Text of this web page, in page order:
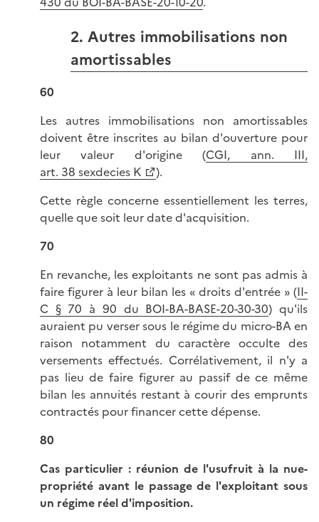
2. Autres immobilisations non
amortissables
60
Les autres immobilisations non amortissables
doivent être inscrites au bilan d'ouverture pour
leur valeur d'origine (CGI, ann. III,
art. 38 sexdecies K
).
Cette règle concerne essentiellement les terres,
quelle que soit leur date d'acquisition.
70
En revanche, les exploitants ne sont pas admis à
faire figurer à leur bilan les « droits d'entrée » (II-
C § 70 à 90 du BOI-BA-BASE-20-30-30) qu'ils
auraient pu verser sous le régime du micro-BA en
raison notamment du caractère occulte des
versements effectués. Corrélativement, il n'y a
pas lieu de faire figurer au passif de ce même
bilan les annuités restant à courir des emprunts
contractés pour financer cette dépense.
80
Cas particulier : réunion de l'usufruit à la nue-
propriété avant le passage de l'exploitant sous
un régime réel d'imposition.